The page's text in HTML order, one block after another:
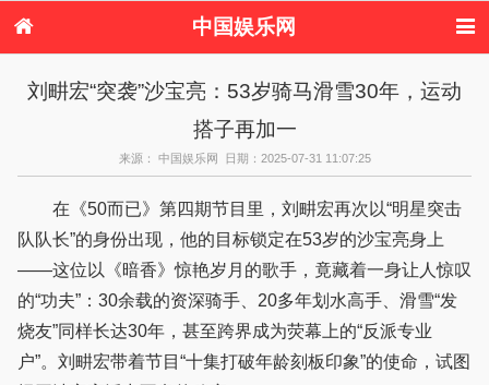
中国娱乐网
港台娱乐
日本娱乐 韩国娱乐
欧美娱乐
音乐新闻 影视新闻
港台明星八卦
日本韩国明星
欧美明星八卦
刘畊宏“突袭”沙宝亮：53岁骑马滑雪30年，运动
搭子再加一
来源： 中国娱乐网 日期：2025-07-31 11:07:25
在《50而已》第四期节目里，刘畊宏再次以“明星突击
队队长”的身份出现，他的目标锁定在53岁的沙宝亮身上
——这位以《暗香》惊艳岁月的歌手，竟藏着一身让人惊叹
的“功夫”：30余载的资深骑手、20多年划水高手、滑雪“发
烧友”同样长达30年，甚至跨界成为荧幕上的“反派专业
户”。刘畊宏带着节目“十集打破年龄刻板印象”的使命，试图